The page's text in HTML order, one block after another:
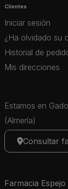
Clientes
Iniciar sesión
¿Ha olvidado su
Historial de
Mis direcciones
Estamos en
(Almería)
Consultar
Farmacia Espejo